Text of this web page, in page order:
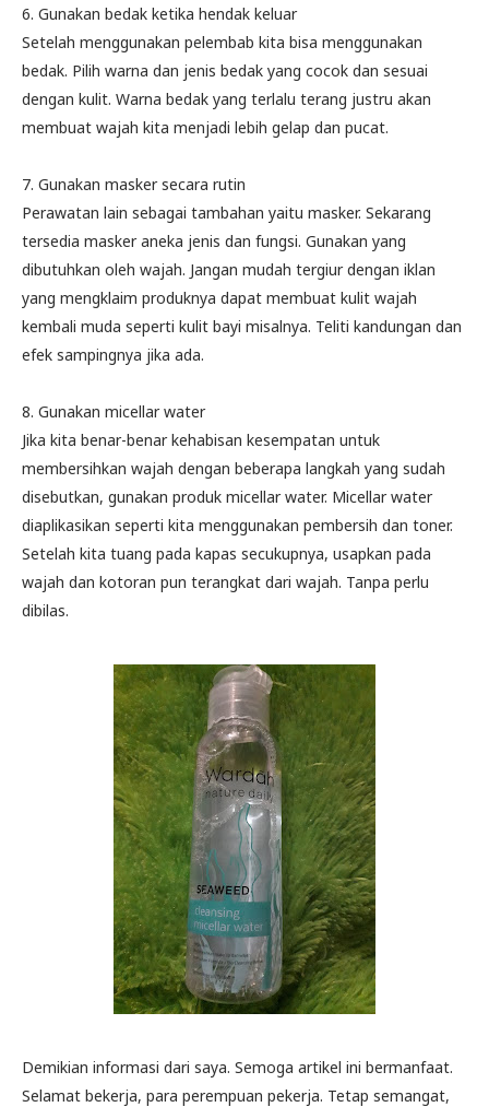
6. Gunakan bedak ketika hendak keluar
Setelah menggunakan pelembab kita bisa menggunakan
bedak. Pilih warna dan jenis bedak yang cocok dan sesuai
dengan kulit. Warna bedak yang terlalu terang justru akan
membuat wajah kita menjadi lebih gelap dan pucat.
7. Gunakan masker secara rutin
Perawatan lain sebagai tambahan yaitu masker. Sekarang
tersedia masker aneka jenis dan fungsi. Gunakan yang
dibutuhkan oleh wajah. Jangan mudah tergiur dengan iklan
yang mengklaim produknya dapat membuat kulit wajah
kembali muda seperti kulit bayi misalnya. Teliti kandungan dan
efek sampingnya jika ada.
8. Gunakan micellar water
Jika kita benar-benar kehabisan kesempatan untuk
membersihkan wajah dengan beberapa langkah yang sudah
disebutkan, gunakan produk micellar water. Micellar water
diaplikasikan seperti kita menggunakan pembersih dan toner.
Setelah kita tuang pada kapas secukupnya, usapkan pada
wajah dan kotoran pun terangkat dari wajah. Tanpa perlu
dibilas.
Demikian informasi dari saya. Semoga artikel ini bermanfaat.
Selamat bekerja, para perempuan pekerja. Tetap semangat,